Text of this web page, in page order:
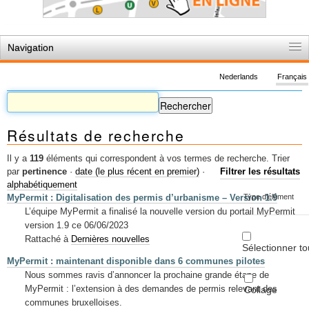
Navigation
Règles du jeu
Permis d'urbanisme
Cartographie
Etudes et publications
Mots-clés
Renseignements urbanistiques
Français
Nederlands
Résultats de recherche
Il y a 119 éléments qui correspondent à vos termes de recherche.
Filtrer les résultats
Type d'élément
Sélectionner
Collage
Trier
par pertinence · date (le plus récent en premier) ·
alphabétiquement
MyPermit : Digitalisation des permis d’urbanisme – Version 1.9
L’équipe MyPermit a finalisé la nouvelle version du portail MyPermit
version 1.9 ce 06/06/2023
Rattaché à Dernières nouvelles
MyPermit : maintenant disponible dans 6 communes pilotes
Nous sommes ravis d’annoncer la prochaine grande étape de
MyPermit : l’extension à des demandes de permis relevant des
communes bruxelloises.